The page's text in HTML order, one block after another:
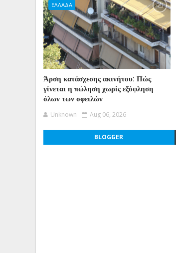
ΕΛΛΑΔΑ
Άρση κατάσχεσης ακινήτου: Πώς
γίνεται η πώληση χωρίς εξόφληση
όλων των οφειλών
Unknown Aug 06, 2026
BLOGGER